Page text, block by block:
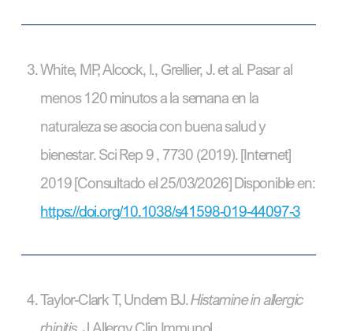
White, MP, Alcock, I., Grellier, J. et al. Pasar al
menos 120 minutos a la semana en la
naturaleza se asocia con buena salud y
bienestar. Sci Rep 9 , 7730 (2019). [Internet]
2019 [Consultado el 25/03/2026] Disponible en:
https://doi.org/10.1038/s41598-019-44097-3
Taylor-Clark T, Undem BJ.Histamine in allergic